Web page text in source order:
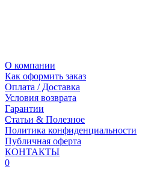
О компании
Как оформить заказ
Оплата / Доставка
Условия возврата
Гарантии
Статьи & Полезное
Политика конфиденциальности
Публичная оферта
КОНТАКТЫ
0